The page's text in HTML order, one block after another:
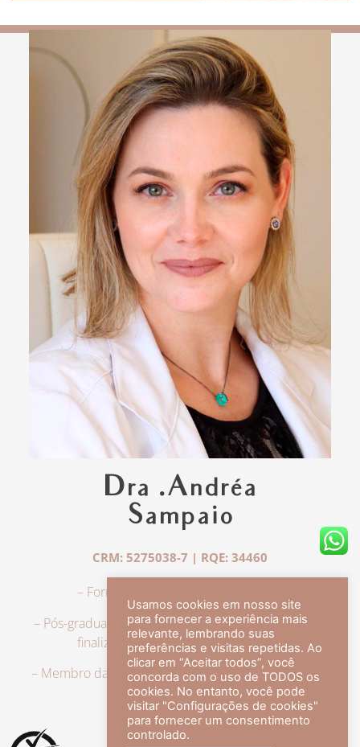
Dra .Andréa
Sampaio
CRM: 5275038-7 | RQE: 34460
– Formação em Medicina pela UFRJ.
– Pós-graduação em Dermatologia pela UFRJ, tendo
finalizado a especialização em 2007.
– Membro da Sociedade Brasileira de Dermatologia,
com título de especialista.
Usamos cookies em nosso site
para fornecer a experiência mais
relevante, lembrando suas
preferências e visitas repetidas. Ao
clicar em “Aceitar todos”, você
concorda com o uso de TODOS os
cookies. No entanto, você pode
visitar "Configurações de cookies"
para fornecer um consentimento
controlado.